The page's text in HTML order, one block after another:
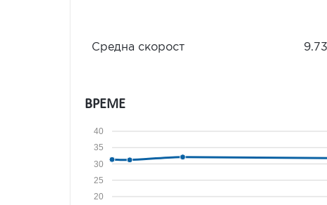
Средна скорост
ВРЕМЕ
20
25
30
35
40